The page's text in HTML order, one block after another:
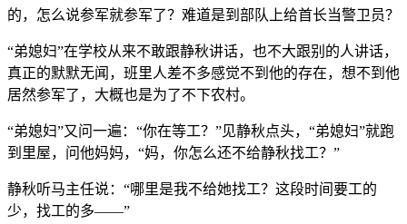
的，怎么说参军就参军了？难道是到部队上给首长当警卫员？
“弟媳妇”在学校从来不敢跟静秋讲话，也不大跟别的人讲话，
真正的默默无闻，班里人差不多感觉不到他的存在，想不到他
居然参军了，大概也是为了不下农村。
“弟媳妇”又问一遍：“你在等工？”见静秋点头，“弟媳妇”就跑
到里屋，问他妈妈，“妈，你怎么还不给静秋找工？”
静秋听马主任说：“哪里是我不给她找工？这段时间要工的
少，找工的多——”